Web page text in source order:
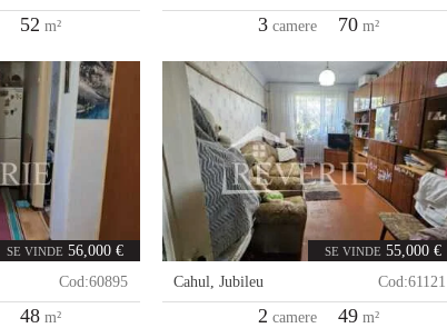
52 m² 3 camere 70 m²
SE VINDE 56,000 €
Cod:60895
48 m²
SE VINDE 55,000 €
Cahul,Jubileu Cod:61121
2 camere 49 m²